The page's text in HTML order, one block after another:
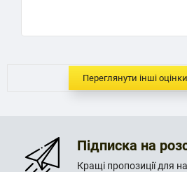
Переглянути інші
Підписка на
Кращі пропозиції для